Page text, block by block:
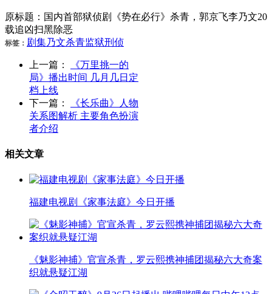
原标题：国内首部狱侦剧《势在必行》杀青，郭京飞李乃文20
载追凶扫黑除恶
标签： 剧集乃文杀青监狱刑侦
上一篇：
《万里挑一的
局》播出时间 几月几日定
档上线
下一篇：
《长乐曲》人物
关系图解析 主要角色扮演
者介绍
相关文章
福建电视剧《家事法庭》今日开播
《魅影神捕》官宣杀青，罗云熙携神捕团揭秘六大奇案
织就悬疑江湖